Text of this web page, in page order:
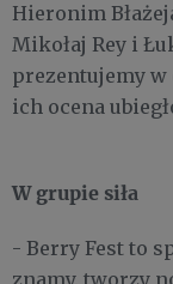
Hieronim
Mikołaj Rey i
prezentujemy
ich ocena
W grupie siła
- Berry Fest to